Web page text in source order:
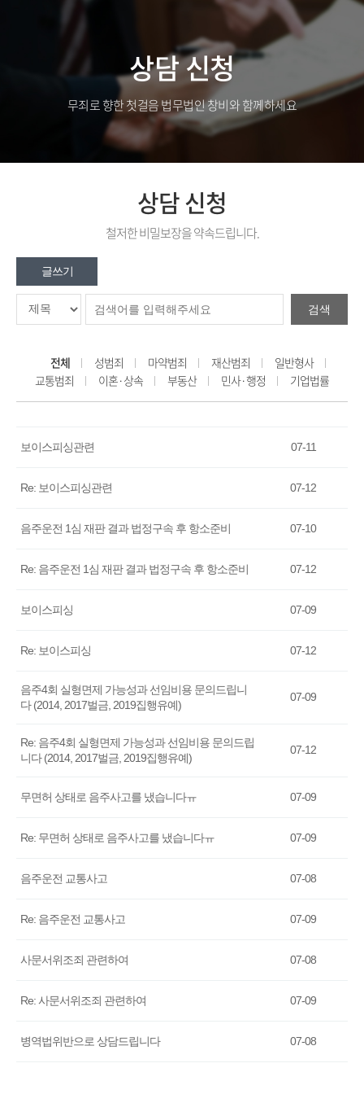
상담 신청
무죄로 향한 첫걸음 법무법인 창비와 함께하세요
상담 신청
철저한 비밀보장을 약속드립니다.
글쓰기
검색
전체 성범죄 마약범죄 재산범죄
일반형사
교통범죄
이혼·상속 부동산 민사·행정 기업법률
보이스피싱관련 07-11
Re: 보이스피싱관련 07-12
음주운전 1심 재판 결과 법정구속 후 항소준비 07-10
Re: 음주운전 1심 재판 결과 법정구속 후 항소준비 07-12
보이스피싱 07-09
Re: 보이스피싱 07-12
음주4회 실형면제 가능성과 선임비용 문의드립니
다 (2014, 2017벌금, 2019집행유예)
07-09
Re: 음주4회 실형면제 가능성과 선임비용 문의드립
니다 (2014, 2017벌금, 2019집행유예)
07-12
무면허 상태로 음주사고를 냈습니다ㅠ 07-09
Re: 무면허 상태로 음주사고를 냈습니다ㅠ 07-09
음주운전 교통사고 07-08
Re: 음주운전 교통사고 07-09
사문서위조죄 관련하여 07-08
Re: 사문서위조죄 관련하여 07-09
병역법위반으로 상담드립니다 07-08